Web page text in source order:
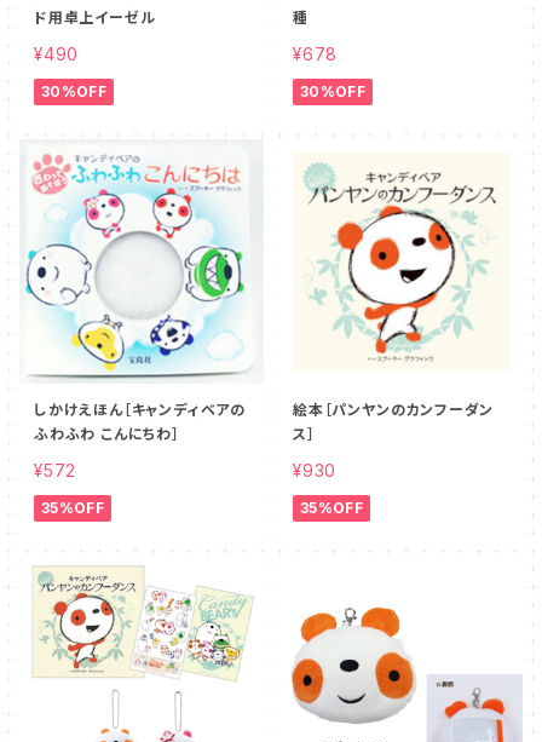
ド用卓上イーゼル
¥490
30%OFF
種
¥678
30%OFF
しかけえほん［キャンディベアの
ふわふわ こんにちわ］
¥572
35%OFF
絵本［パンヤンのカンフーダン
ス］
¥930
35%OFF